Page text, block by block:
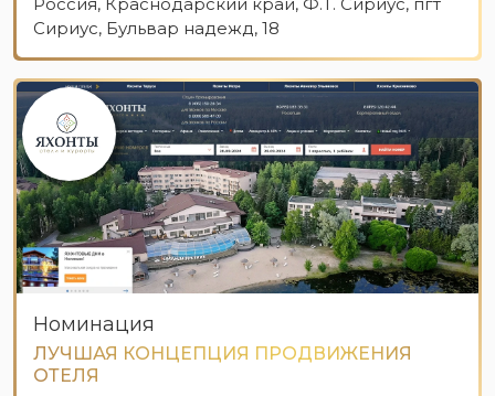
Сириус, Бульвар надежд, 18
Номинация
ЛУЧШАЯ КОНЦЕПЦИЯ ПРОДВИЖЕНИЯ
ОТЕЛЯ